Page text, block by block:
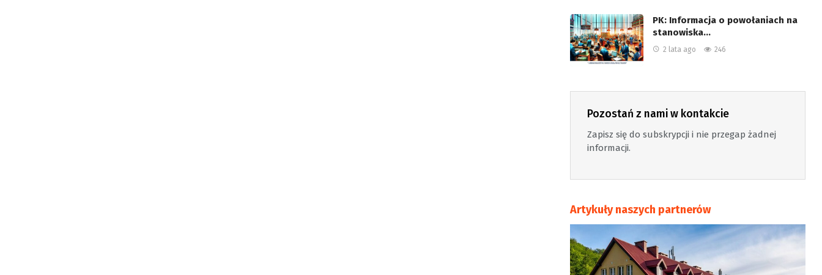
PK: Informacja o powołaniach na
stanowiska…
2 lata ago 246
Pozostań z nami w kontakcie
Zapisz się do subskrypcji i nie przegap żadnej
informacji.
Artykuły naszych partnerów